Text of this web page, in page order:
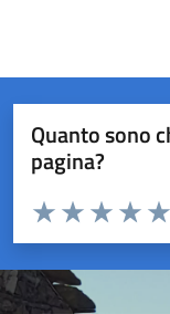
Quanto sono
pagina?
Valuta da 1 a 5 stelle
Valuta
Valuta 3
Valuta 2 stelle
Valuta 1 stelle su